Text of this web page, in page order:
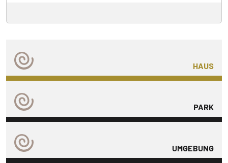
HAUS
PARK
UMGEBUNG